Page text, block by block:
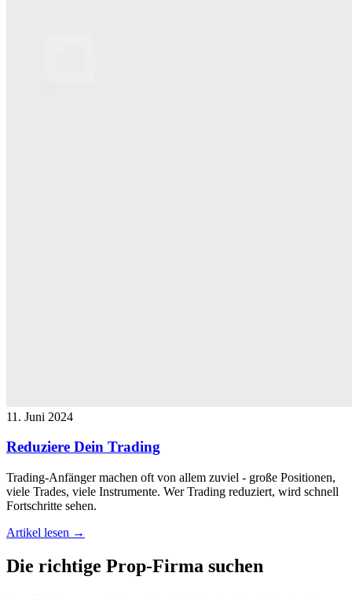
11. Juni 2024
Reduziere Dein Trading
Trading-Anfänger machen oft von allem zuviel - große Positionen,
viele Trades, viele Instrumente. Wer Trading reduziert, wird schnell
Fortschritte sehen.
Artikel lesen →
Die richtige Prop-Firma suchen